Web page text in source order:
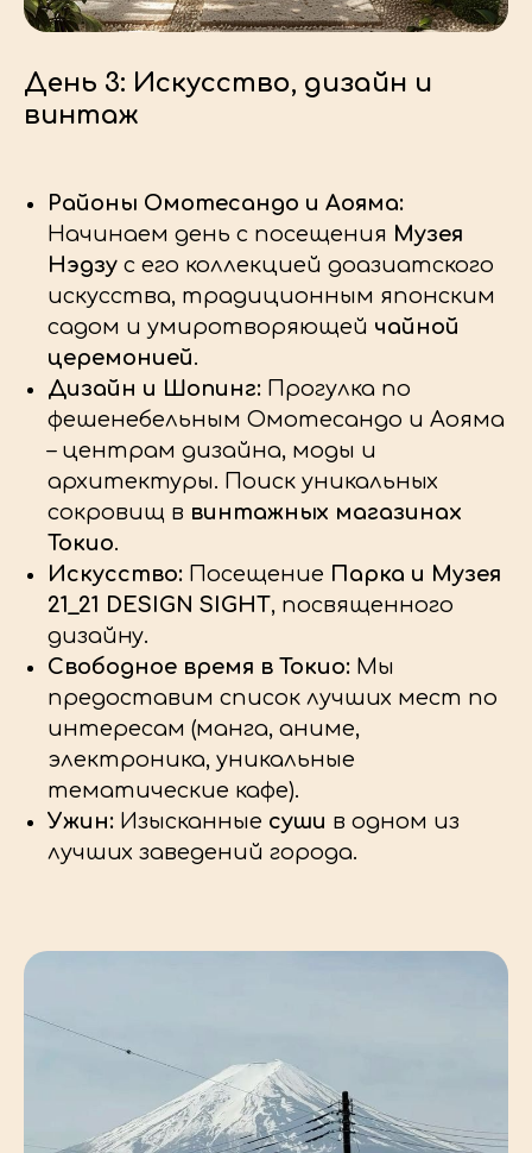
День 3: Искусство, дизайн и
винтаж
Районы Омотесандо и Аояма:
Начинаем день с посещения Музея
Нэдзу с его коллекцией доазиатского
искусства, традиционным японским
садом и умиротворяющей чайной
церемонией.
Дизайн и Шопинг: Прогулка по
фешенебельным Омотесандо и Аояма
– центрам дизайна, моды и
архитектуры. Поиск уникальных
сокровищ в винтажных магазинах
Токио.
Искусство: Посещение Парка и Музея
21_21 DESIGN SIGHT, посвященного
дизайну.
Свободное время в Токио: Мы
предоставим список лучших мест по
интересам (манга, аниме,
электроника, уникальные
тематические кафе).
Ужин: Изысканные суши в одном из
лучших заведений города.